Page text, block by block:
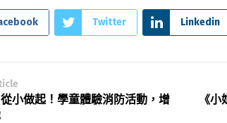
Twitter Linkedin
小做起！學童體驗消防活動，增
《